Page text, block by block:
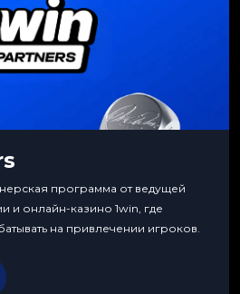
программа от ведущей
и онлайн-казино 1win, где
на привлечении игроков.